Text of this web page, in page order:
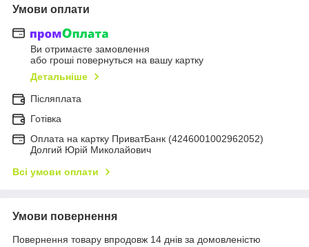
Умови оплати
Ви отримаєте замовлення
або гроші повернуться на вашу картку
Детальніше
Післяплата
Готівка
Оплата на картку ПриватБанк (4246001002962052)
Долгий Юрій Миколайович
Всі умови оплати
Умови повернення
Повернення товару впродовж 14 днів за домовленістю